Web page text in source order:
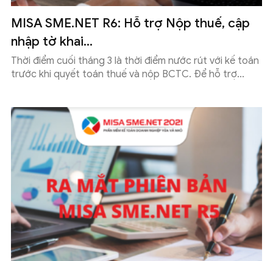
MISA SME.NET R6: Hỗ trợ Nộp thuế, cập
nhập tờ khai...
Thời điểm cuối tháng 3 là thời điểm nước rút với kế toán
trước khi quyết toán thuế và nộp BCTC. Để hỗ trợ...